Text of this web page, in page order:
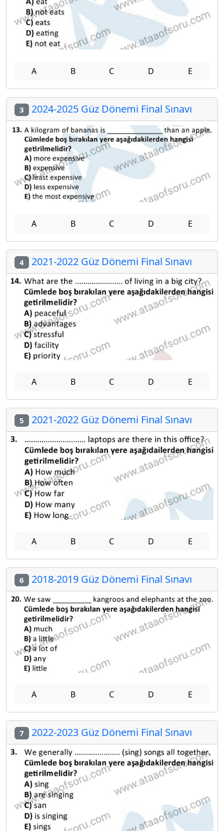
A B C D E
3 2024-2025 Güz Dönemi Final Sınavı
A B C D E
4 2021-2022 Güz Dönemi Final Sınavı
A B C D E
5 2021-2022 Güz Dönemi Final Sınavı
A B C D E
6 2018-2019 Güz Dönemi Final Sınavı
A B C D E
7 2022-2023 Güz Dönemi Final Sınavı